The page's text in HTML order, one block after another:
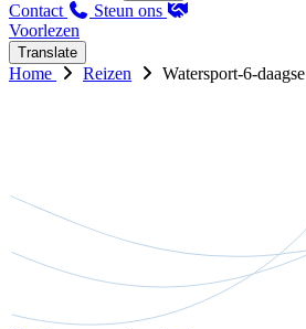
Contact
Steun ons
Voorlezen
Translate
Home Reizen Watersport-6-daagse